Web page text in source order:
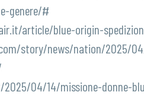
genere/#
article/blue-origin-
story/news/nation/2025/
04/14/missione-donne-